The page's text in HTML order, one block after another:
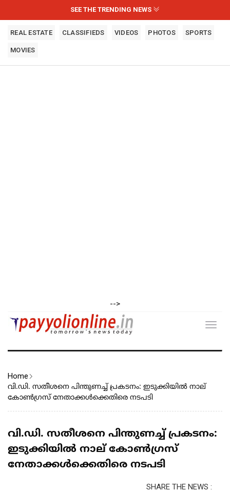
SEE THE TRENDING NEWS
REAL ESTATE CLASSIFIEDS VIDEOS PHOTOS SPORTS
MOVIES
-->
Home
വി.ഡി. സതീശനെ പിന്തുണച്ച് പ്രകടനം: ഇടുക്കിയിൽ നാല്
കോൺഗ്രസ് നേതാക്കൾക്കെതിരെ നടപടി
വി.ഡി. സതീശനെ പിന്തുണച്ച് പ്രകടനം:
ഇടുക്കിയിൽ നാല് കോൺഗ്രസ്
നേതാക്കൾക്കെതിരെ നടപടി
SHARE THE NEWS :